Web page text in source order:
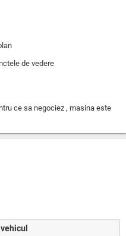
de vedere
ce sa negociez , masina este